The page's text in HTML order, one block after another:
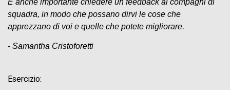
squadra, in modo che possano dirvi le cose che
apprezzano di voi e quelle che potete migliorare.
- Samantha Cristoforetti
Esercizio: